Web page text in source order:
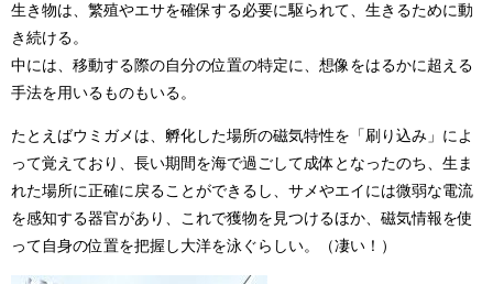
生き物は、繁殖やエサを確保する必要に駆られて、生きるために動
き続ける。
中には、移動する際の自分の位置の特定に、想像をはるかに超える
手法を用いるものもいる。
たとえばウミガメは、孵化した場所の磁気特性を「刷り込み」によ
って覚えており、長い期間を海で過ごして成体となったのち、生ま
れた場所に正確に戻ることができるし、サメやエイには微弱な電流
を感知する器官があり、これで獲物を見つけるほか、磁気情報を使
って自身の位置を把握し大洋を泳ぐらしい。（凄い！）